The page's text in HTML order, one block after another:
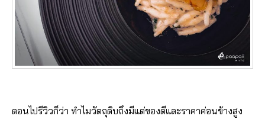
ตอนไปรีวิวก็ว่า ทำไมวัตถุดิบถึงมีแต่ของดีและราคาค่อนข้างสูง